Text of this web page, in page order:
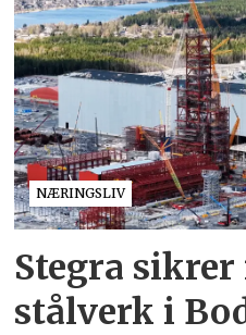
NÆRINGSLIV
Stegra
stålverk i